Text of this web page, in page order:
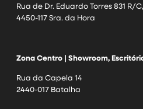
Rua de Dr. Eduardo Torres 831 R/C,
4450-117 Sra. da Hora
Zona Centro | Showroom,
Rua da Capela 14
2440-017 Batalha